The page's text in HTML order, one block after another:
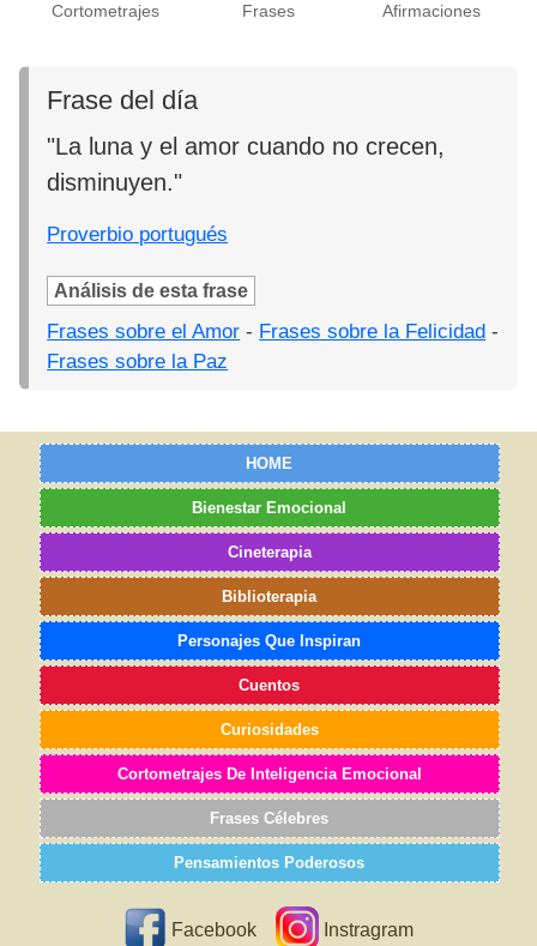
Cortometrajes Frases Afirmaciones
Frase del día
"La luna y el amor cuando no crecen,
disminuyen."
Proverbio portugués
Análisis de esta frase
Frases sobre el Amor - Frases sobre la Felicidad -
Frases sobre la Paz
HOME
Bienestar Emocional
Cineterapia
Biblioterapia
Personajes Que Inspiran
Cuentos
Curiosidades
Cortometrajes De Inteligencia Emocional
Frases Célebres
Pensamientos Poderosos
Facebook Instragram